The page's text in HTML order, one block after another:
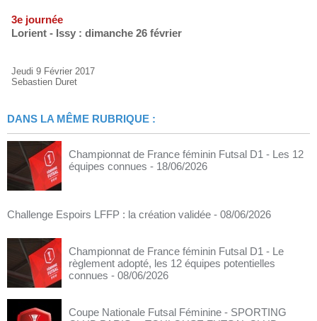
3e journée
Lorient - Issy : dimanche 26 février
Jeudi 9 Février 2017
Sebastien Duret
DANS LA MÊME RUBRIQUE :
Championnat de France féminin Futsal D1 - Les 12
équipes connues - 18/06/2026
Challenge Espoirs LFFP : la création validée - 08/06/2026
Championnat de France féminin Futsal D1 - Le
règlement adopté, les 12 équipes potentielles
connues - 08/06/2026
Coupe Nationale Futsal Féminine - SPORTING